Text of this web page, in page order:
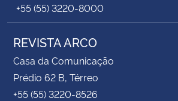
+55 (55) 3220-8000
REVISTA ARCO
Casa da Comunicação
Prédio 62 B, Térreo
+55 (55) 3220-8526